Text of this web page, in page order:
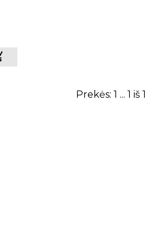
Prekės: 1 ... 1 iš 1